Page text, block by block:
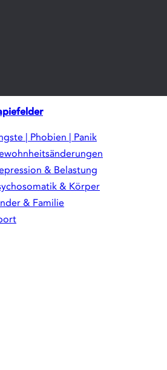
| Phobien | Panik
& Belastung
& Körper
& Familie